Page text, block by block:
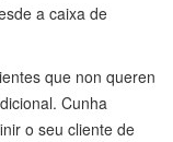
a caixa de
que non queren
Cunha
o seu cliente de